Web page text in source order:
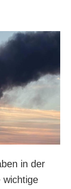
in der
wichtige